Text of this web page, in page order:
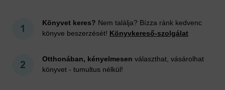
Könyvet keres? Nem találja? Bízza ránk kedvenc
könyve beszerzését! Könyvkereső-szolgálat
Otthonában, kényelmesen választhat, vásárolhat
könyvet - tumultus nélkül!